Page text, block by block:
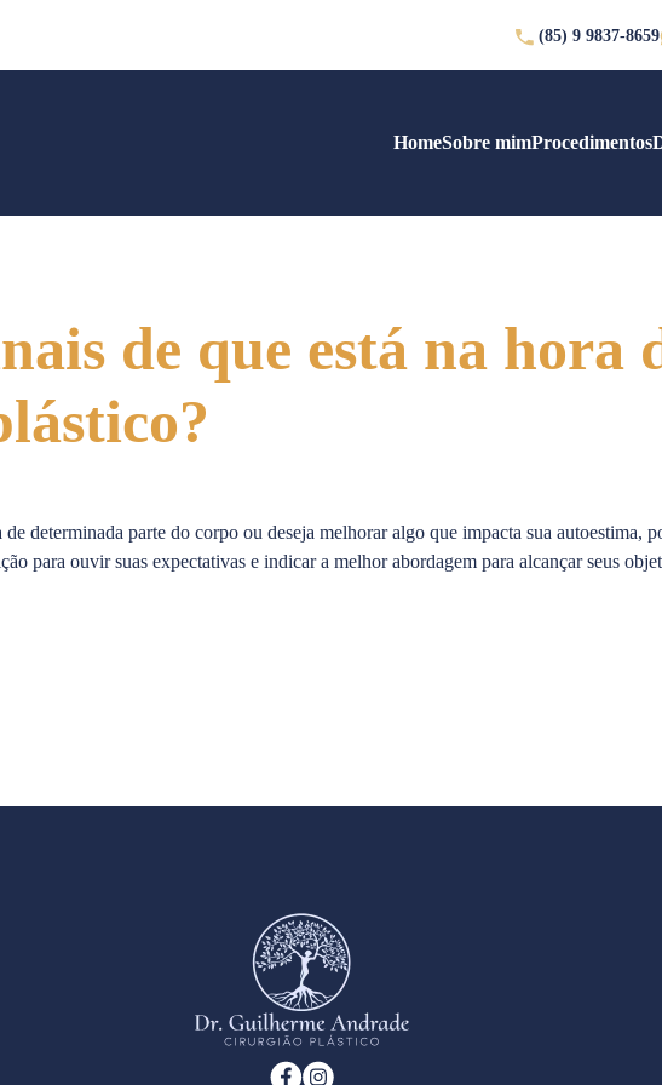
(85) 9 9837-8659
HomeSobre mimProcedimentos
de que está na
determinada parte do corpo ou deseja melhorar algo que impacta sua autoestima,
para ouvir suas expectativas e indicar a melhor abordagem para alcançar seus